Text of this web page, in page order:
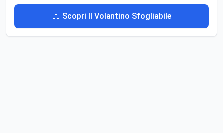
📖 Scopri Il Volantino Sfogliabile